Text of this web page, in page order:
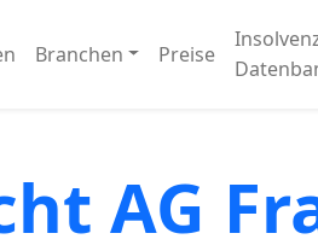
Branchen Preise
AG